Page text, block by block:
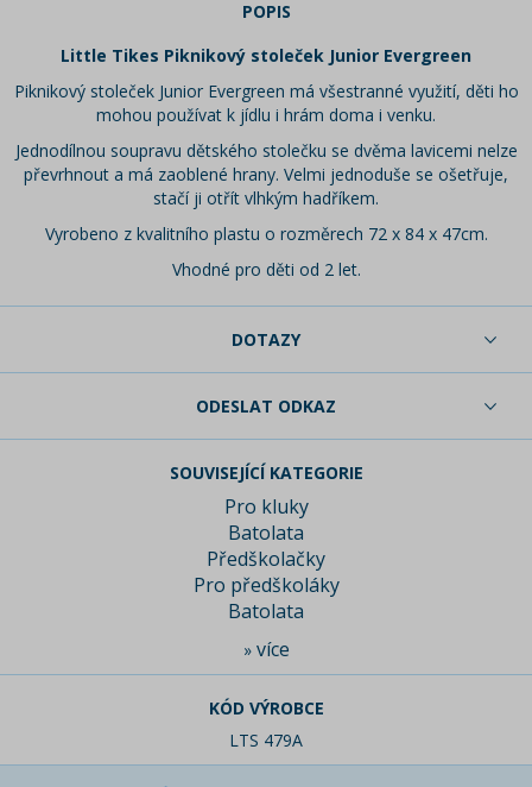
POPIS
Little Tikes Piknikový stoleček Junior Evergreen
Piknikový stoleček Junior Evergreen má všestranné využití, děti ho
mohou používat k jídlu i hrám doma i venku.
Jednodílnou soupravu dětského stolečku se dvěma lavicemi nelze
převrhnout a má zaoblené hrany. Velmi jednoduše se ošetřuje,
stačí ji otřít vlhkým hadříkem.
Vyrobeno z kvalitního plastu o rozměrech 72 x 84 x 47cm.
Vhodné pro děti od 2 let.
DOTAZY
ODESLAT ODKAZ
SOUVISEJÍCÍ KATEGORIE
Pro kluky
Batolata
Předškolačky
Pro předškoláky
Batolata
» více
KÓD VÝROBCE
LTS 479A